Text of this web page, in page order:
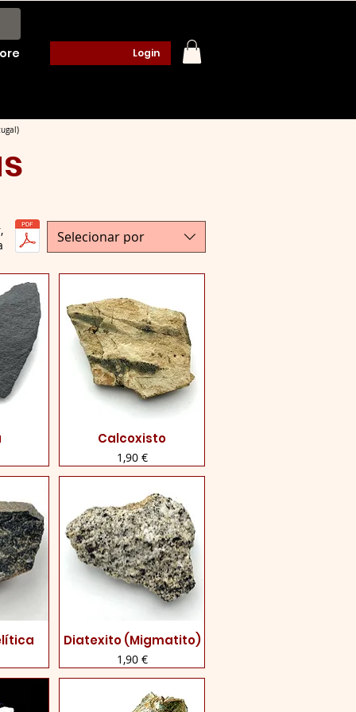
Login
Selecionar por
Visualização rápida
Calcoxisto
Preço
1,90 €
Visualização rápida
Diatexito (Migmatito)
Preço
1,90 €